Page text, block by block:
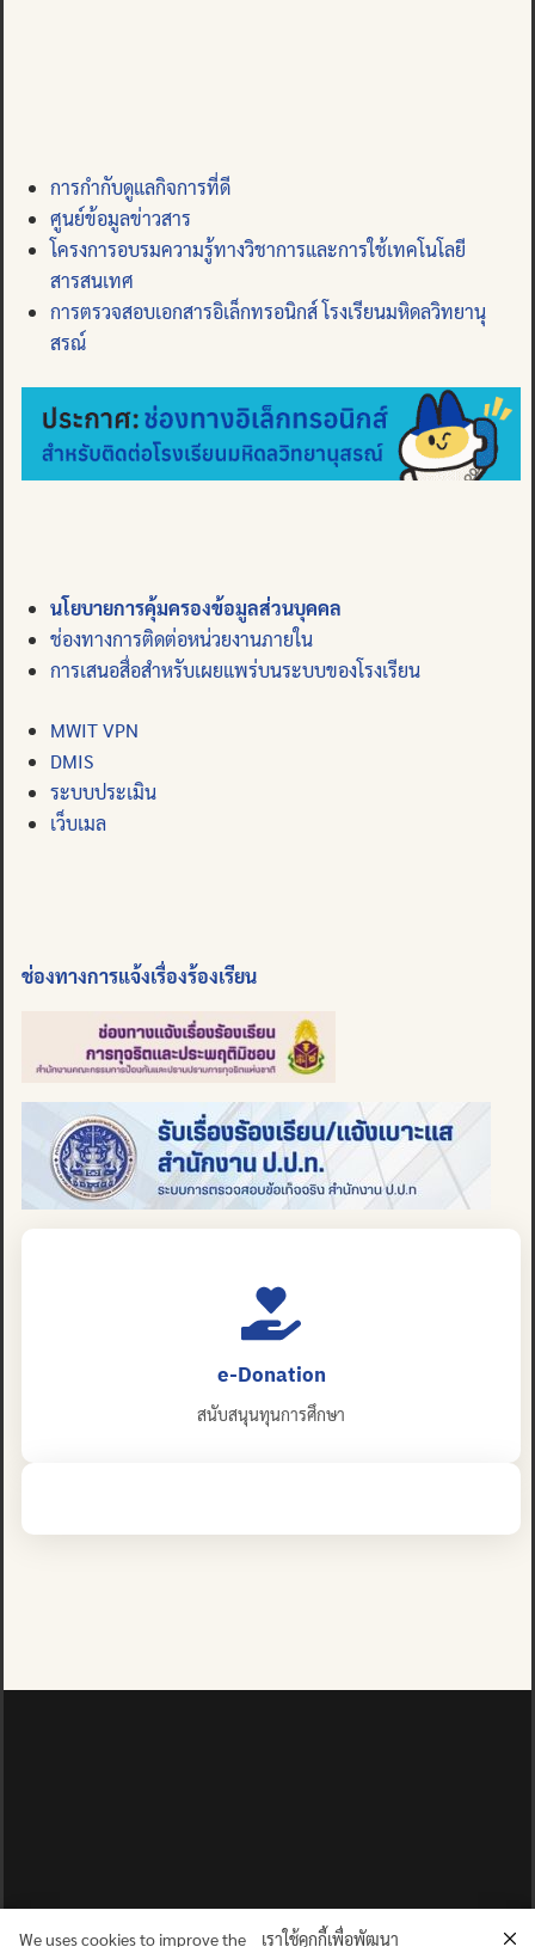
การกำกับดูแลกิจการที่ดี
ศูนย์ข้อมูลข่าวสาร
โครงการอบรมความรู้ทางวิชาการและการใช้เทคโนโลยี
สารสนเทศ
การตรวจสอบเอกสารอิเล็กทรอนิกส์ โรงเรียนมหิดลวิทยานุ
สรณ์
นโยบายการคุ้มครองข้อมูลส่วนบุคคล
ช่องทางการติดต่อหน่วยงานภายใน
การเสนอสื่อสำหรับเผยแพร่บนระบบของโรงเรียน
MWIT VPN
DMIS
ระบบประเมิน
เว็บเมล
ช่องทางการแจ้งเรื่องร้องเรียน
e-Donation
สนับสนุนทุนการศึกษา
We uses cookies to improve the เราใช้คุกกี้เพื่อพัฒนา